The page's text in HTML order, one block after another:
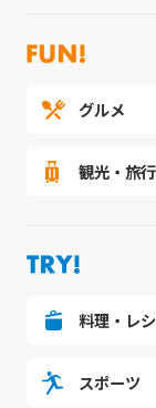
＃リンパマッ
＃リンパ流し
グルメ
観光・旅行
料理・レ
スポーツ